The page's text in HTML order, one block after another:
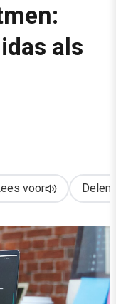
als inspiratie
als
voor Delen